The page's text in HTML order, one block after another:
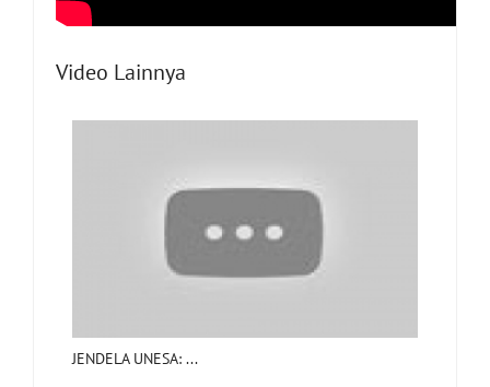
Video Lainnya
JENDELA UNESA: ...